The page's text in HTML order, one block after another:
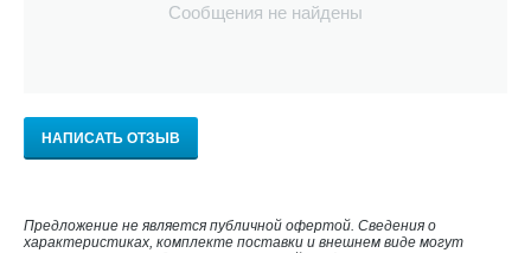
Сообщения не найдены
НАПИСАТЬ ОТЗЫВ
Предложение не является публичной офертой. Сведения о
характеристиках, комплекте поставки и внешнем виде могут